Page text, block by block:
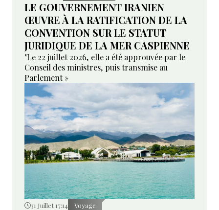
LE GOUVERNEMENT IRANIEN
ŒUVRE À LA RATIFICATION DE LA
CONVENTION SUR LE STATUT
JURIDIQUE DE LA MER CASPIENNE
"Le 22 juillet 2026, elle a été approuvée par le
Conseil des ministres, puis transmise au
Parlement »
31 Juillet 17:14 Voyage